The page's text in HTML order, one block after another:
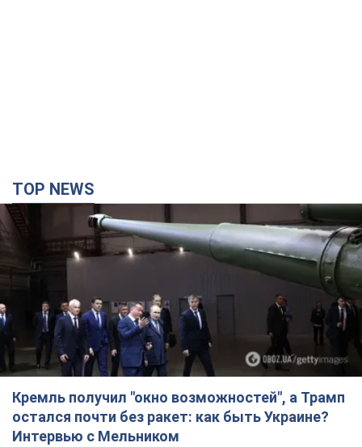
TOP NEWS
Кремль получил "окно возможностей", а Трамп
остался почти без ракет: как быть Украине?
Интервью с Мельником